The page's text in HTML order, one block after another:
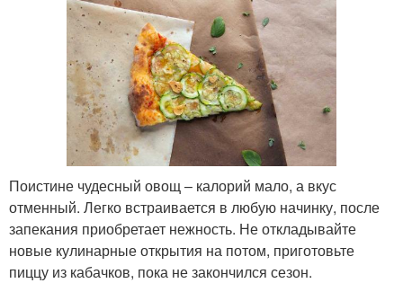
Поистине чудесный овощ – калорий мало, а вкус
отменный. Легко встраивается в любую начинку, после
запекания приобретает нежность. Не откладывайте
новые кулинарные открытия на потом, приготовьте
пиццу из кабачков, пока не закончился сезон.